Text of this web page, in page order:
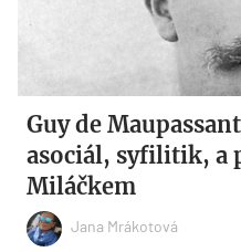
Guy de
asociál, syfilitik, a
Miláčkem
Jana Mrákotová